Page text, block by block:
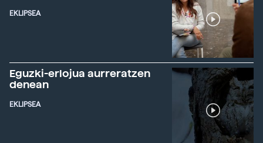
EKLIPSEA
Eguzki-erlojua aurreratzen
denean
EKLIPSEA